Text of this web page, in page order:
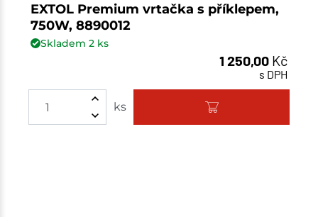
EXTOL Premium vrtačka s příklepem,
750W, 8890012
Skladem 2ks
1 250,00 Kč
s DPH
ks